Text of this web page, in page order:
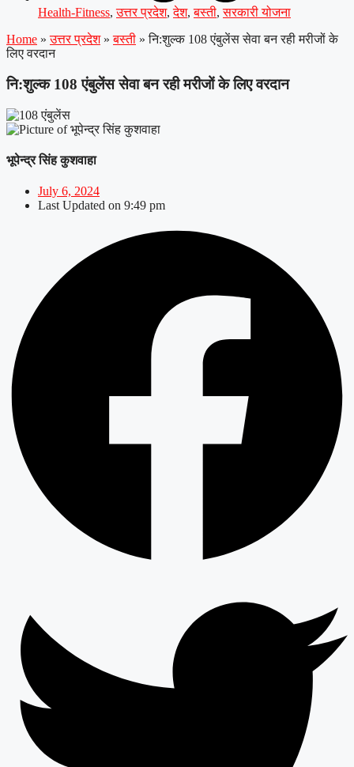
Health-Fitness,उत्तर प्रदेश,देश,बस्ती,सरकारी योजना
Home » उत्तर प्रदेश » बस्ती » नि:शुल्क 108 एंबुलेंस सेवा बन रही मरीजों के
लिए वरदान
नि:शुल्क 108 एंबुलेंस सेवा बन रही मरीजों के लिए वरदान
भूपेन्द्र सिंह कुशवाहा
July 6, 2024
Last Updated on 9:49 pm